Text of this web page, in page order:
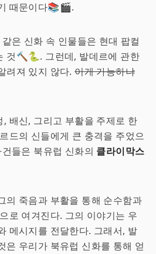
때문이다📚🎬.
같은 신화 속 인물들은 현대 팝컬
것🔨🐍. 그런데, 발데르에 관한
려져 있지 않다.이게 가능하냐
배신, 그리고 부활을 주제로 한
드의 신들에게 큰 충격을 주었으
들은 북유럽 신화의 클라이막스
의 죽음과 부활을 통해 순수함과
로 여겨진다. 그의 이야기는 우
메시지를 전달한다. 그래서, 발
은 우리가 북유럽 신화를 통해 얻